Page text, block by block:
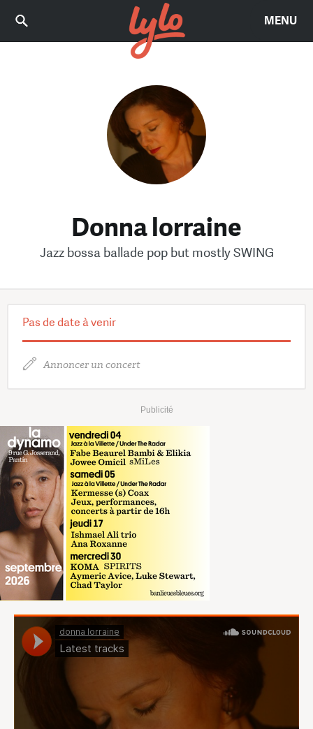
MENU
Donna lorraine
Jazz bossa ballade pop but mostly SWING
Pas de date à venir
Annoncer un concert
Publicité